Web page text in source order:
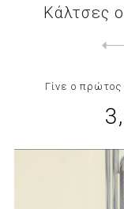
Κάλτσες
Γίνε ο πρώτος